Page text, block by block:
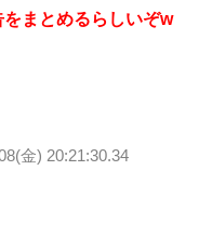
まとめるらしいぞw
金) 20:21:30.34